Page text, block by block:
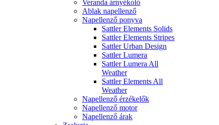
Veranda árnyékoló
Ablak napellenző
Napellenző ponyva
Sattler Elements Solids
Sattler Elements Stripes
Sattler Urban Design
Sattler Lumera
Sattler Lumera All
Weather
Sattler Elements All
Weather
Napellenző érzékelők
Napellenző motor
Napellenző árak